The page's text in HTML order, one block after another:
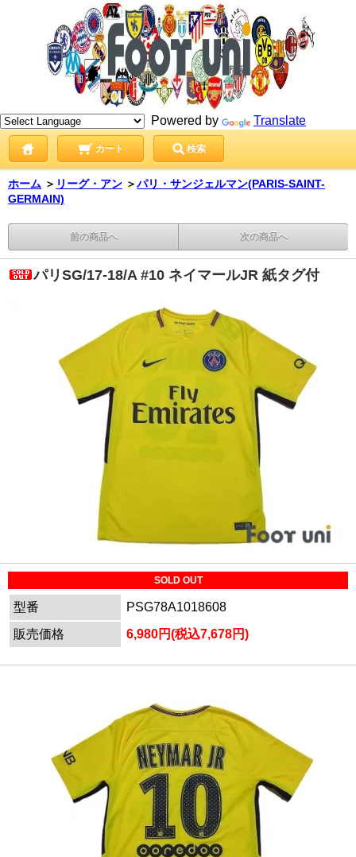
Powered by Translate
カート 検索
ホーム ＞ リーグ・アン ＞パリ・サンジェルマン(PARIS-SAINT-
GERMAIN)
前の商品へ 次の商品へ
パリSG/17-18/A #10 ネイマールJR 紙タグ付
SOLD OUT
型番
PSG78A1018608
販売価格
6,980円(税込7,678円)